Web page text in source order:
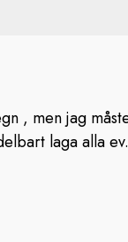
, men jag
laga alla